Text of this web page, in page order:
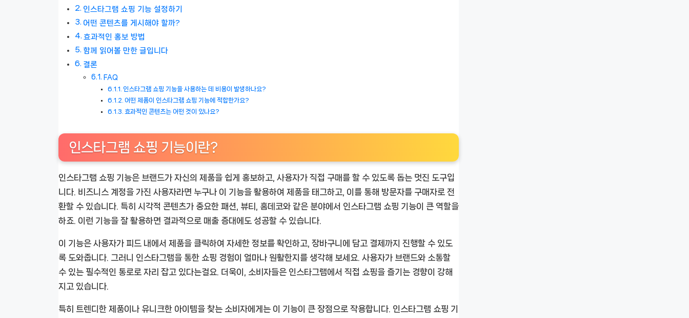
인스타그램 쇼핑 기능 설정하기
어떤 콘텐츠를 게시해야 할까?
효과적인 홍보 방법
함께 읽어볼 만한 글입니다
결론
FAQ
인스타그램 쇼핑 기능을 사용하는 데 비용이 발생하나요?
어떤 제품이 인스타그램 쇼핑 기능에 적합한가요?
효과적인 콘텐츠는 어떤 것이 있나요?
인스타그램 쇼핑 기능이란?
인스타그램 쇼핑 기능은 브랜드가 자신의 제품을 쉽게 홍보하고, 사용자가 직접 구매를 할 수 있도록 돕는 멋진 도구입
니다. 비즈니스 계정을 가진 사용자라면 누구나 이 기능을 활용하여 제품을 태그하고, 이를 통해 방문자를 구매자로 전
환할 수 있습니다. 특히 시각적 콘텐츠가 중요한 패션, 뷰티, 홈데코와 같은 분야에서 인스타그램 쇼핑 기능이 큰 역할을
하죠. 이런 기능을 잘 활용하면 결과적으로 매출 증대에도 성공할 수 있습니다.
이 기능은 사용자가 피드 내에서 제품을 클릭하여 자세한 정보를 확인하고, 장바구니에 담고 결제까지 진행할 수 있도
록 도와줍니다. 그러니 인스타그램을 통한 쇼핑 경험이 얼마나 원활한지를 생각해 보세요. 사용자가 브랜드와 소통할
수 있는 필수적인 통로로 자리 잡고 있다는걸요. 더욱이, 소비자들은 인스타그램에서 직접 쇼핑을 즐기는 경향이 강해
지고 있습니다.
특히 트렌디한 제품이나 유니크한 아이템을 찾는 소비자에게는 이 기능이 큰 장점으로 작용합니다. 인스타그램 쇼핑 기